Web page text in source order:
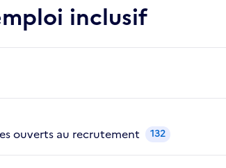
inclusif
ouverts au recrutement 132